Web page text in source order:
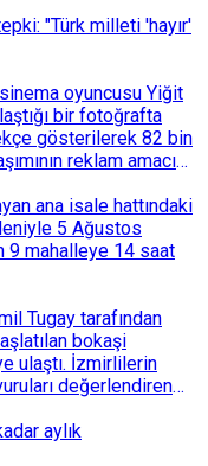
"Türk milleti 'hayır'
oyuncusu Yiğit
bir fotoğrafta
gösterilerek 82 bin
reklam amacı
için yargıya
ana isale hattındaki
5 Ağustos
9 mahalleye 14 saat
Tugay tarafından
bokaşi
ulaştı. İzmirlilerin
değerlendiren
ilçelerde toplam
İzmirlileri
etti.
aylık